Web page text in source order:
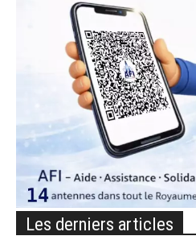
Les derniers articles